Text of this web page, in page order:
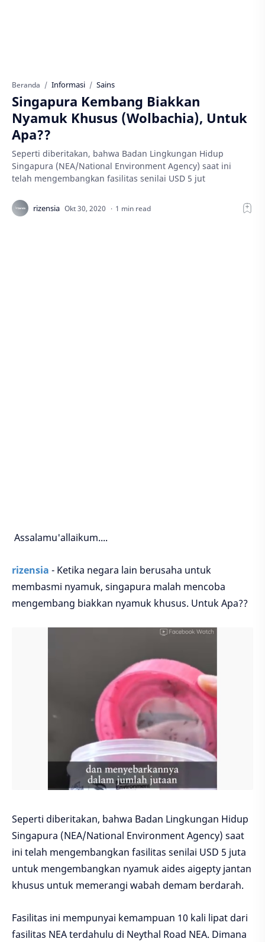
Beranda Informasi Sains
Singapura Kembang Biakkan
Nyamuk Khusus (Wolbachia), Untuk
Apa??
Seperti diberitakan, bahwa Badan Lingkungan Hidup
Singapura (NEA/National Environment Agency) saat ini
telah mengembangkan fasilitas senilai USD 5 jut
1 min read
Assalamu'allaikum....
rizensia - Ketika negara lain berusaha untuk
membasmi nyamuk, singapura malah mencoba
mengembang biakkan nyamuk khusus. Untuk Apa??
Seperti diberitakan, bahwa Badan Lingkungan Hidup
Singapura (NEA/National Environment Agency) saat
ini telah mengembangkan fasilitas senilai USD 5 juta
untuk mengembangkan nyamuk aides aigepty jantan
khusus untuk memerangi wabah demam berdarah.
Fasilitas ini mempunyai kemampuan 10 kali lipat dari
fasilitas NEA terdahulu di Neythal Road NEA. Dimana